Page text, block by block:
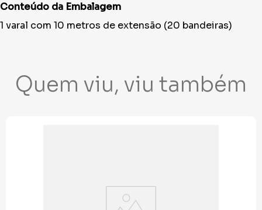
Conteúdo da Embalagem
1 varal com 10 metros de extensão (20 bandeiras)
Quem viu, viu também